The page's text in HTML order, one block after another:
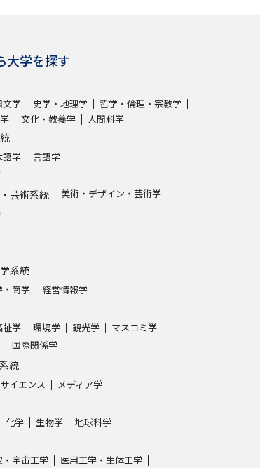
大学を探す
文学 史学・地理学
哲学・倫理・宗教学
文化・教養学 人間科学
語学 言語学
芸術系統 美術・デザイン・芸術学
系統
・商学 経営情報学
祉学 環境学 観光学 マスコミ学
国際関係学
統
イエンス メディア学
化学 生物学 地球科学
・宇宙工学 医用工学・生体工学